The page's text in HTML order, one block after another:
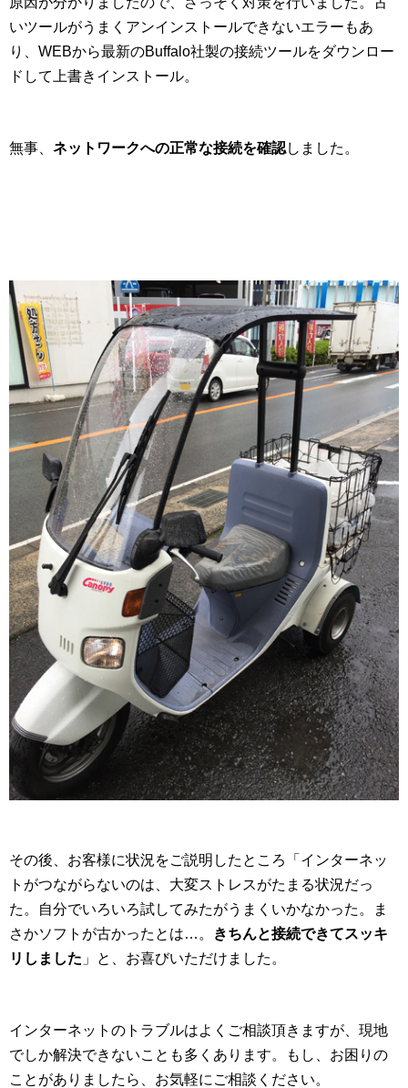
いツールがうまくアンインストールできないエラーもあ
り、WEBから最新のBuffalo社製の接続ツールをダウンロー
ドして上書きインストール。
無事、 ネットワークへの正常な接続を確認しました。
その後、お客様に状況をご説明したところ「インターネッ
トがつながらないのは、大変ストレスがたまる状況だっ
た。自分でいろいろ試してみたがうまくいかなかった。ま
さかソフトが古かったとは…。
きちんと接続できてスッキ
リしました 」と、お喜びいただけました。
インターネットのトラブルはよくご相談頂きますが、現地
でしか解決できないことも多くあります。もし、お困りの
ことがありましたら、お気軽にご相談ください。